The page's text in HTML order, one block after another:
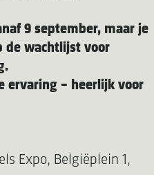
9 september, maar je
de wachtlijst voor
ervaring - heerlijk voor
Expo, Belgiëplein 1,